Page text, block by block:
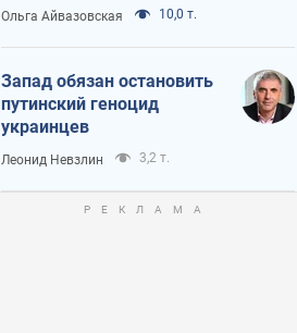
Ольга Айвазовская 10,0 т.
Запад обязан остановить
путинский геноцид
украинцев
Леонид Невзлин 3,2 т.